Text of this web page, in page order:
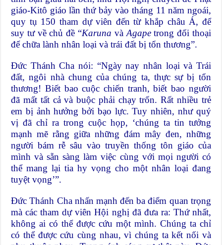
giáo-Kitô giáo lần thứ bảy vào tháng 11 năm ngoái,
quy tụ 150 tham dự viên đến từ khắp châu Á, để
suy tư về chủ đề “Karuna và Agapetrong đối thoại
để chữa lành nhân loại và trái đất bị tổn thương”.
Đức Thánh Cha nói: “Ngày nay nhân loại và Trái
đất, ngôi nhà chung của chúng ta, thực sự bị tổn
thương! Biết bao cuộc chiến tranh, biết bao người
đã mất tất cả và buộc phải chạy trốn. Rất nhiều trẻ
em bị ảnh hưởng bởi bạo lực. Tuy nhiên, như quý
vị đã chỉ ra trong cuộc họp, ‘chúng ta tin tưởng
mạnh mẽ rằng giữa những đám mây đen, những
người bám rễ sâu vào truyền thống tôn giáo của
mình và sẵn sàng làm việc cùng với mọi người có
thể mang lại tia hy vọng cho một nhân loại đang
tuyệt vọng’”.
Đức Thánh Cha nhấn mạnh đến ba điểm quan trọng
mà các tham dự viên Hội nghị đã đưa ra: Thứ nhất,
không ai có thể được cứu một mình. Chúng ta chỉ
có thể được cứu cùng nhau, vì chúng ta kết nối và